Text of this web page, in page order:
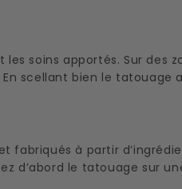
soins apportés. Sur des
scellant bien le tatouage
à partir
d’abord le tatouage sur